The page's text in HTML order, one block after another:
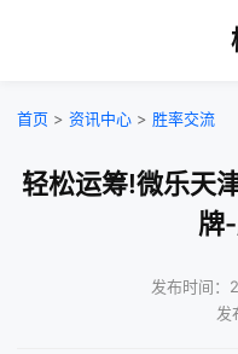
首页 > 资讯中心 > 胜率交流
轻松运筹!微乐天
牌
发布时间
发